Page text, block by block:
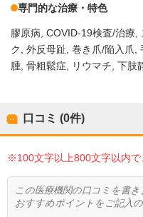
専門的な治療・特色
膠原病 COVID-19検査/治療
ク
外反母趾 巻き爪/陥入爪
腫 骨粗鬆症 リウマチ 下肢
口コミ (0件)
※100文字以上800文字以内で